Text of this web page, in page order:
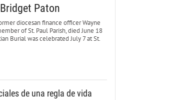
Paton
diocesan finance officer Wayne
of St. Paul Parish, died June 18
Burial was celebrated July 7 at St.
de una regla de vida